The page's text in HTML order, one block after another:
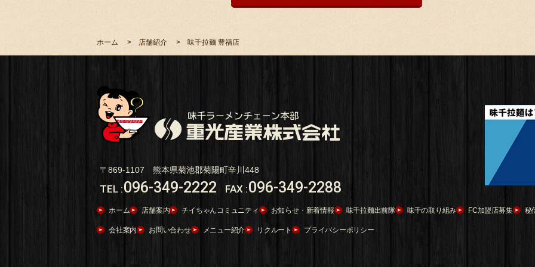
ホーム 店舗紹介 味千拉麺 豊福店
〒869-1107 熊本県菊池郡菊陽町辛川448
TEL :096-349-2222 FAX :096-349-2288
ホーム 店舗案内 チイちゃんコミュニティ お知らせ・新着情報 味千拉麺出前隊 味千の取り組み FC加盟店募集 秘
会社案内 お問い合わせ メニュー紹介 リクルート プライバシーポリシー